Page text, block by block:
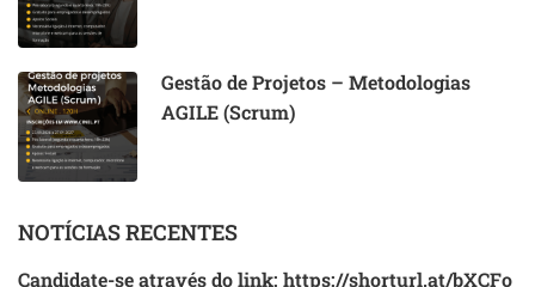
Gestão de Projetos – Metodologias
AGILE (Scrum)
NOTÍCIAS RECENTES
Candidate-se através do link: https://shorturl.at/bXCFo